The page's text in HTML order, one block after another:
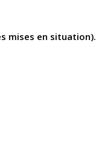
mises en situation).